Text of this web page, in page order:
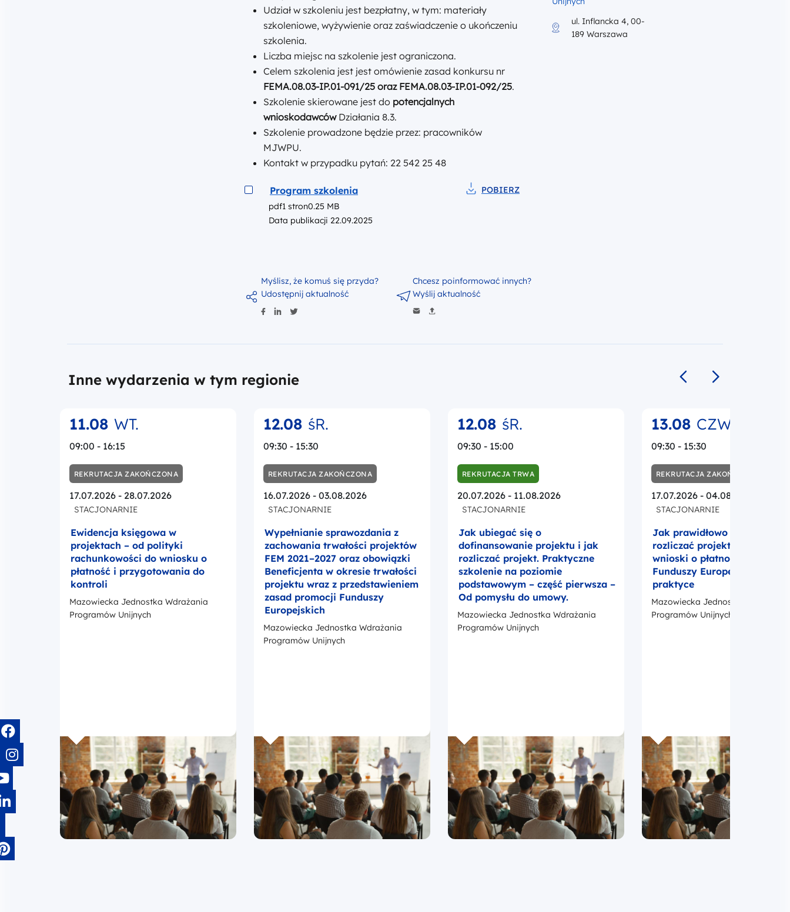
Udział w szkoleniu jest bezpłatny, w tym: materiały
szkoleniowe, wyżywienie oraz zaświadczenie o ukończeniu
szkolenia.
Liczba miejsc na szkolenie jest ograniczona.
Celem szkolenia jest jest omówienie zasad konkursu nr
FEMA.08.03-IP.01-091/25 oraz FEMA.08.03-IP.01-092/25.
Szkolenie skierowane jest do potencjalnych
wnioskodawcówDziałania 8.3.
Szkolenie prowadzone będzie przez: pracowników
MJWPU.
Kontakt w przypadku pytań: 22 542 25 48
Podgląd
Program szkolenia
POBIERZ
pdf1 stron0.25 MB
Data publikacji 22.09.2025
Myślisz, że komuś się przyda?
Udostępnij aktualność
Chcesz poinformować innych?
Wyślij aktualność
ul. Inflancka 4, 00-
189 Warszawa
Inne wydarzenia w tym regionie Poprzedni slajd
11.08 WT.
09:00 - 16:15
REKRUTACJA ZAKOŃCZONA
17.07.2026 - 28.07.2026
STACJONARNIE
Ewidencja księgowa w
projektach – od polityki
rachunkowości do wniosku o
płatność i przygotowania do
kontroli
Mazowiecka Jednostka Wdrażania
Programów Unijnych
12.08 śR.
09:30 - 15:30
REKRUTACJA ZAKOŃCZONA
16.07.2026 - 03.08.2026
STACJONARNIE
Wypełnianie sprawozdania z
zachowania trwałości projektów
FEM 2021–2027 oraz obowiązki
Beneficjenta w okresie trwałości
projektu wraz z przedstawieniem
zasad promocji Funduszy
Europejskich
Mazowiecka Jednostka Wdrażania
Programów Unijnych
12.08 śR.
09:30 - 15:00
REKRUTACJA TRWA
20.07.2026 - 11.08.2026
STACJONARNIE
Jak ubiegać się o
dofinansowanie projektu i jak
rozliczać projekt. Praktyczne
szkolenie na poziomie
podstawowym – część pierwsza –
Od pomysłu do umowy.
Mazowiecka Jednostka Wdrażania
Programów Unijnych
13.08 CZW.
09:30 - 15:30
REKRUTACJA ZAKOŃCZONA
17.07.2026 - 04.08.2026
STACJONARNIE
Jak prawidłowo realizować i
rozliczać projekt UE?
wnioski o płatność i
Funduszy Europejskich w
praktyce
Mazowiecka Jednostka Wdrażania
Programów Unijnych